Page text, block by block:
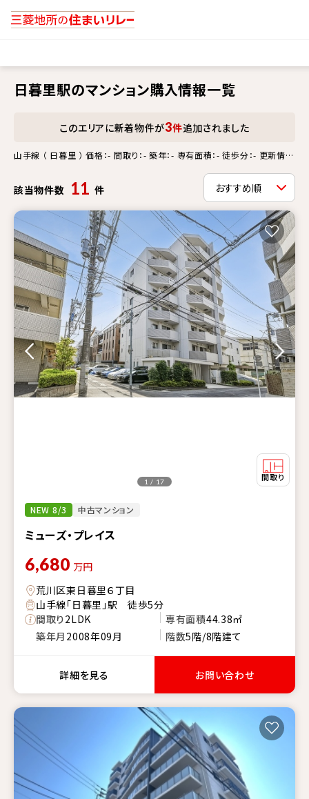
日暮里駅のマンション購入情報一覧
このエリアに新着物件が3件追加されました
山手線 （ 日暮里 ） 価格：- 間取り：- 築年：- 専有面積：- 徒歩分：- 更新情
該当物件数 11 件
NEW 8/3 中古マンション
ミューズ・プレイス
1 / 17
6,680 万円
荒川区東日暮里６丁目
山手線「日暮里」駅 徒歩5分
間取り2LDK 専有面積44.38㎡
築年月 2008年09月 階数5階/8階建て
詳細を見る お問い合わせ